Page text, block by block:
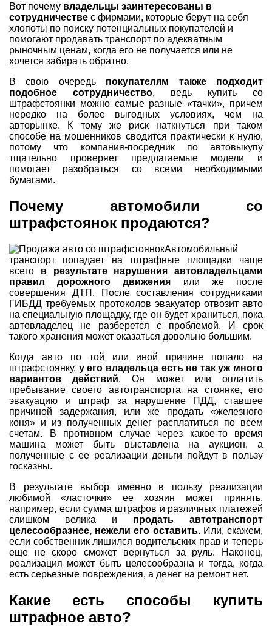
Вот почему владельцы заинтересованы в
сотрудничестве с фирмами, которые берут на себя
хлопоты по поиску потенциальных покупателей и
помогают продавать транспорт по адекватным
рыночным ценам, когда его не получается или не
хочется забирать обратно.
В свою очередь покупателям также подходит
подобное сотрудничество, ведь купить со
штрафстоянки можно самые разные «тачки», причем
нередко на более выгодных условиях, чем на
авторынке. К тому же риск наткнуться при таком
способе на мошенников сводится практически к нулю,
потому что компания-посредник по автовыкупу
тщательно проверяет предлагаемые модели и
помогает разобраться со всеми необходимыми
бумагами.
Почему автомобили со
штрафстоянок продаются?
Автомобильный
транспорт попадает на штрафные площадки чаще
всего в результате нарушения автовладельцами
правил дорожного движения или же после
совершения ДТП. После составления сотрудниками
ГИБДД требуемых протоколов эвакуатор отвозит авто
на специальную площадку, где он будет храниться, пока
автовладелец не разберется с проблемой. И срок
такого хранения может оказаться довольно большим.
Когда авто по той или иной причине попало на
штрафстоянку, у его владельца есть не так уж много
вариантов действий. Он может или оплатить
пребывание своего автотранспорта на стоянке, его
эвакуацию и штраф за нарушение ПДД, ставшее
причиной задержания, или же продать «железного
коня» и из полученных денег расплатиться по всем
счетам. В противном случае через какое-то время
машина может быть выставлена на аукцион, а
полученные с ее реализации деньги пойдут в пользу
госказны.
В результате выбор именно в пользу реализации
любимой «ласточки» ее хозяин может принять,
например, если сумма штрафов и различных платежей
слишком велика и продать автотранспорт
целесообразнее, нежели его оставить. Или, скажем,
если собственник лишился водительских прав и теперь
еще не скоро сможет вернуться за руль. Наконец,
реализация может быть целесообразна и тогда, когда
есть серьезные повреждения, а денег на ремонт нет.
Какие есть способы купить
штрафное авто?